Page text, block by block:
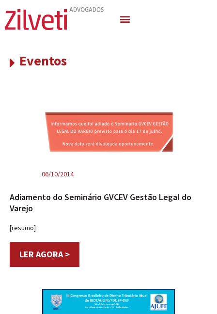
Eventos
06/10/2014
Adiamento do Seminário GVCEV Gestão Legal do
Varejo
[resumo]
LER AGORA >